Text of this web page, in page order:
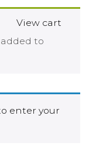
View cart
to
enter your